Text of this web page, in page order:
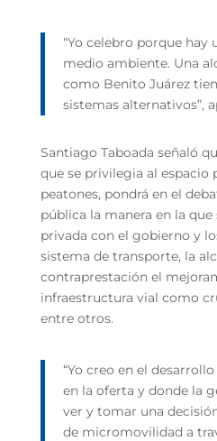
“Yo celebro porque hay
medio ambiente. Una
como Benito Juárez
sistemas alternativos”,
Santiago Taboada señaló
que se privilegia al espacio
peatones, pondrá en el
pública la manera en la
privada con el gobierno y
sistema de transporte, la
contraprestación el
infraestructura vial como
entre otros.
“Yo creo en el
en la oferta y donde la
ver y tomar una
de micromovilidad a